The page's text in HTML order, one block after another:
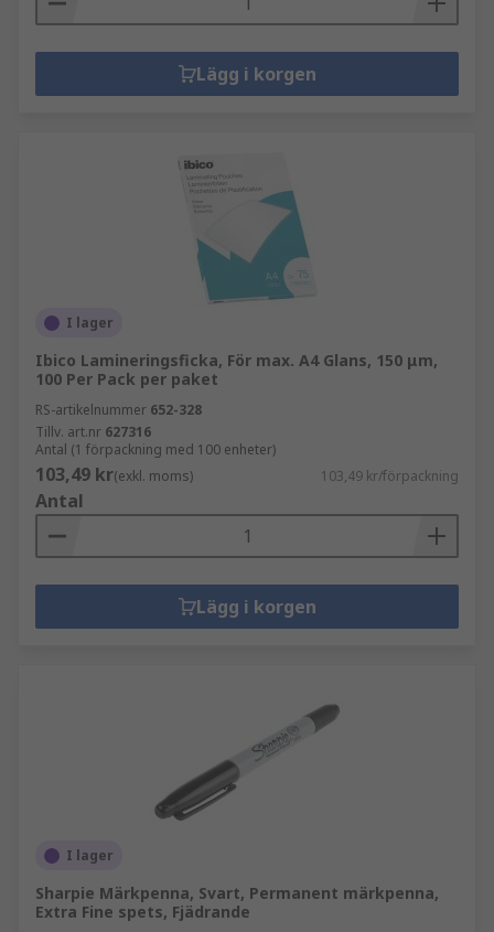
Lägg i korgen
I lager
Ibico Lamineringsficka, För max. A4 Glans, 150 μm,
100 Per Pack per paket
RS-artikelnummer 652-328
Tillv. art.nr 627316
Antal (1 förpackning med 100 enheter)
103,49 kr(exkl. moms) 103,49 kr/förpackning
Antal
Lägg i korgen
I lager
Sharpie Märkpenna, Svart, Permanent märkpenna,
Extra Fine spets, Fjädrande